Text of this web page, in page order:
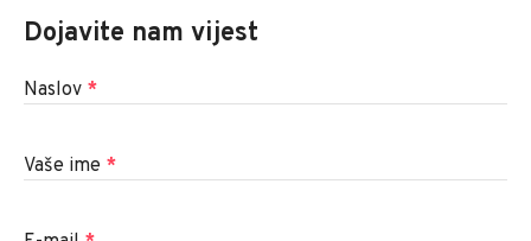
Dojavite nam vijest
Naslov *
Vaše ime *